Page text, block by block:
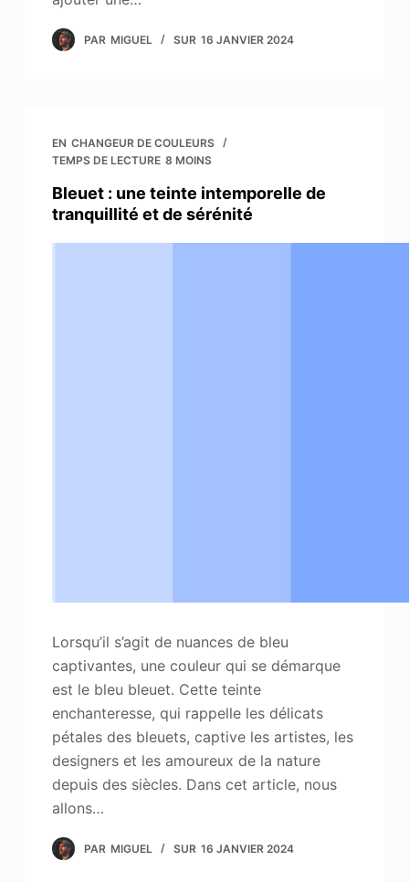
PAR MIGUEL SUR 16 JANVIER 2024
EN CHANGEUR DE COULEURS
TEMPS DE LECTURE 8 MOINS
Bleuet : une teinte intemporelle de
tranquillité et de sérénité
Lorsqu’il s’agit de nuances de bleu
captivantes, une couleur qui se démarque
est le bleu bleuet. Cette teinte
enchanteresse, qui rappelle les délicats
pétales des bleuets, captive les artistes, les
designers et les amoureux de la nature
depuis des siècles. Dans cet article, nous
allons…
PAR MIGUEL SUR 16 JANVIER 2024